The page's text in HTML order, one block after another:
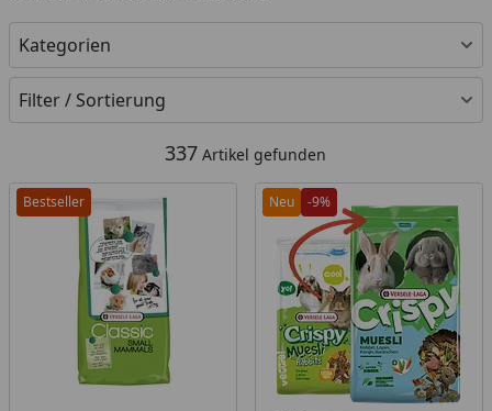
Kategorien
Filter / Sortierung
337 Artikel gefunden
Bestseller Neu -9%